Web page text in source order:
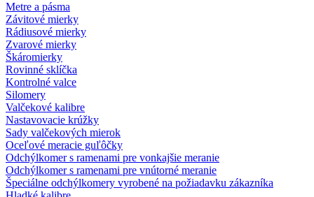
Metre a pásma
Závitové mierky
Rádiusové mierky
Zvarové mierky
Škáromierky
Rovinné sklíčka
Kontrolné valce
Silomery
Valčekové kalibre
Nastavovacie krúžky
Sady valčekových mierok
Oceľové meracie guľôčky
Odchýlkomer s ramenami pre vonkajšie meranie
Odchýlkomer s ramenami pre vnútorné meranie
Špeciálne odchýlkomery vyrobené na požiadavku zákazníka